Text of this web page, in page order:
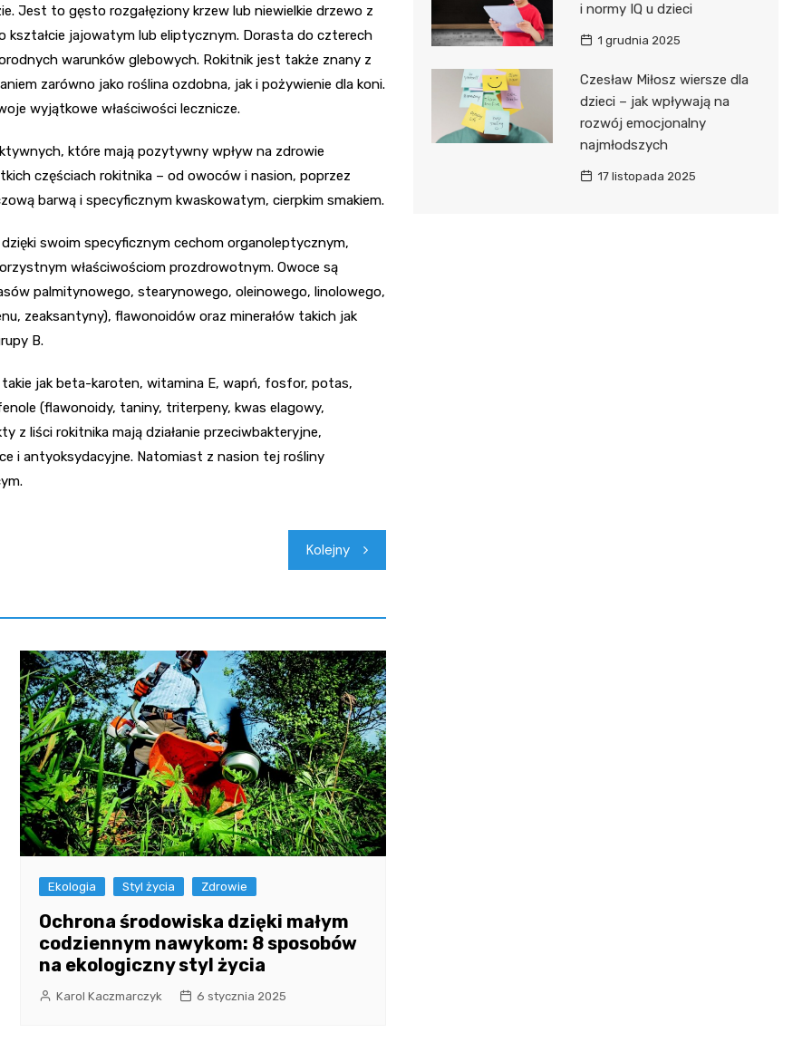
Jest to gęsto rozgałęziony krzew lub niewielkie drzewo z
kształcie jajowatym lub eliptycznym. Dorasta do czterech
warunków glebowych. Rokitnik jest także znany z
zarówno jako roślina ozdobna, jak i pożywienie dla koni.
wyjątkowe właściwości lecznicze.
które mają pozytywny wpływ na zdrowie
częściach rokitnika – od owoców i nasion, poprzez
barwą i specyficznym kwaskowatym, cierpkim smakiem.
swoim specyficznym cechom organoleptycznym,
właściwościom prozdrowotnym. Owoce są
palmitynowego, stearynowego, oleinowego, linolowego,
zeaksantyny), flawonoidów oraz minerałów takich jak
B.
jak beta-karoten, witamina E, wapń, fosfor, potas,
(flawonoidy, taniny, triterpeny, kwas elagowy,
z liści rokitnika mają działanie przeciwbakteryjne,
i antyoksydacyjne. Natomiast z nasion tej rośliny
Kolejny
Ekologia Styl życia Zdrowie
Ochrona środowiska dzięki małym
codziennym nawykom: 8 sposobów
na ekologiczny styl życia
Karol Kaczmarczyk 6 stycznia 2025
i normy IQ u dzieci
1 grudnia 2025
Czesław Miłosz wiersze dla
dzieci – jak wpływają na
rozwój emocjonalny
najmłodszych
17 listopada 2025